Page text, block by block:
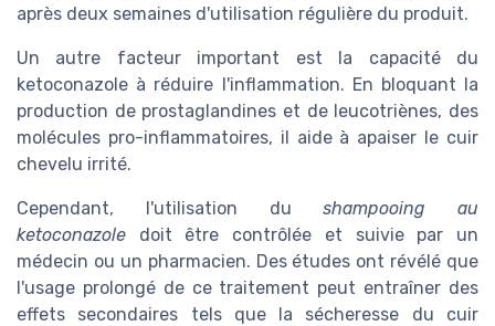
après deux semaines d'utilisation régulière du produit.
Un autre facteur important est la capacité du
ketoconazole à réduire l'inflammation. En bloquant la
production de prostaglandines et de leucotriènes, des
molécules pro-inflammatoires, il aide à apaiser le cuir
chevelu irrité.
Cependant, l'utilisation dushampooing au
ketoconazole doit être contrôlée et suivie par un
médecin ou un pharmacien. Des études ont révélé que
l'usage prolongé de ce traitement peut entraîner des
effets secondaires tels que la sécheresse du cuir